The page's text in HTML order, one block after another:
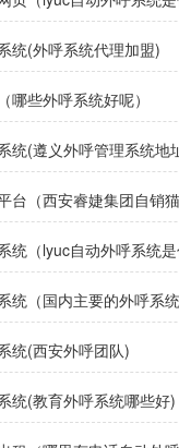
统(外呼系统代理加盟)
哪些外呼系统好呢）
统(遵义外呼管理系统地
台（西安睿婕集团自销
统（lyuc自动外呼系统是
统（国内主要的外呼系
统(西安外呼团队)
统(教育外呼系统哪些好)